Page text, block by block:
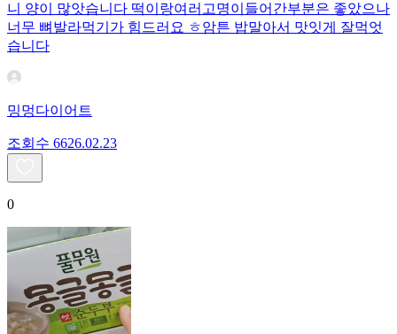
니 양이 많앗습니다 떡이랑여러고명이들어간부분은 좋았으나
너무 뼈발라먹기가 힘드러요 ㅎ암튼 밥말아서 맛잇게 잘먹엇
습니다
밍멍다이어트
조회수 6626.02.23
0